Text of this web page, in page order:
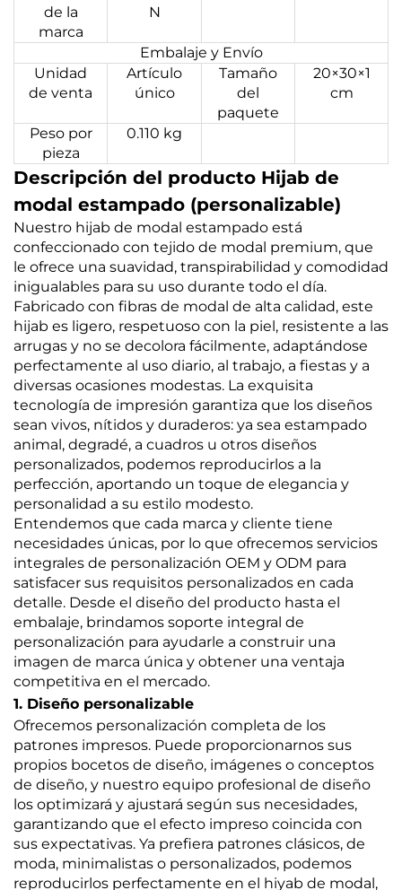
de la
marca
N
Embalaje y Envío
Unidad
de venta
Artículo
único
Tamaño
del
paquete
20×30×1
cm
Peso por
pieza
0.110 kg
Descripción del producto Hijab de
modal estampado (personalizable)
Nuestro hijab de modal estampado está
confeccionado con tejido de modal premium, que
le ofrece una suavidad, transpirabilidad y comodidad
inigualables para su uso durante todo el día.
Fabricado con fibras de modal de alta calidad, este
hijab es ligero, respetuoso con la piel, resistente a las
arrugas y no se decolora fácilmente, adaptándose
perfectamente al uso diario, al trabajo, a fiestas y a
diversas ocasiones modestas. La exquisita
tecnología de impresión garantiza que los diseños
sean vivos, nítidos y duraderos: ya sea estampado
animal, degradé, a cuadros u otros diseños
personalizados, podemos reproducirlos a la
perfección, aportando un toque de elegancia y
personalidad a su estilo modesto.
Entendemos que cada marca y cliente tiene
necesidades únicas, por lo que ofrecemos servicios
integrales de personalización OEM y ODM para
satisfacer sus requisitos personalizados en cada
detalle. Desde el diseño del producto hasta el
embalaje, brindamos soporte integral de
personalización para ayudarle a construir una
imagen de marca única y obtener una ventaja
competitiva en el mercado.
1. Diseño personalizable
Ofrecemos personalización completa de los
patrones impresos. Puede proporcionarnos sus
propios bocetos de diseño, imágenes o conceptos
de diseño, y nuestro equipo profesional de diseño
los optimizará y ajustará según sus necesidades,
garantizando que el efecto impreso coincida con
sus expectativas. Ya prefiera patrones clásicos, de
moda, minimalistas o personalizados, podemos
reproducirlos perfectamente en el hiyab de modal,